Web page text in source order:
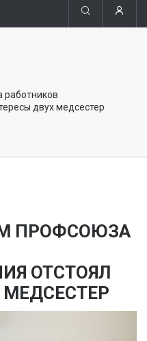
работников
двух медсестер
ПРОФСОЮЗА
ОТСТОЯЛ